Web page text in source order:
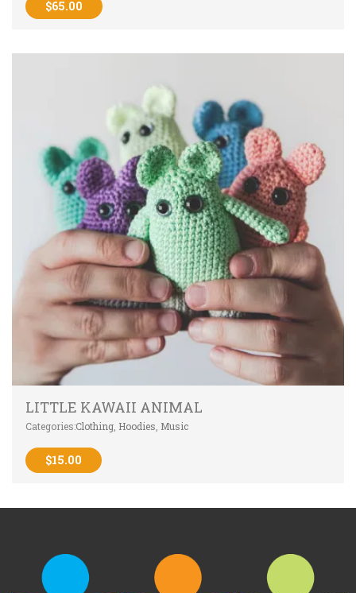
$65.00
LITTLE KAWAII ANIMAL
Categories:Clothing, Hoodies, Music
$15.00